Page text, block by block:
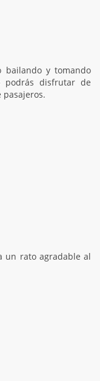
bailando y tomando
podrás disfrutar de
un rato agradable al